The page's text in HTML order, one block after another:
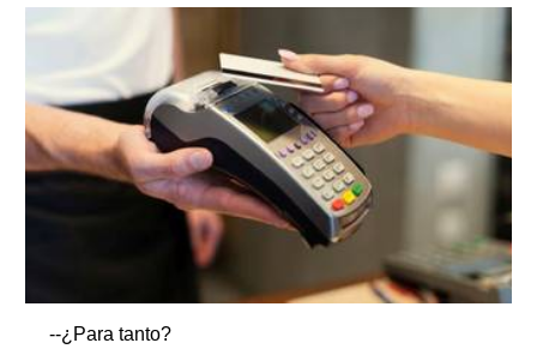
--¿Para tanto?